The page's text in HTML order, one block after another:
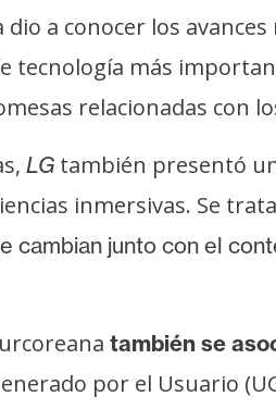
a conocer los
tecnología más
relacionadas con
LG también presentó
inmersivas. Se
cambian junto con el
también se
por el Usuario